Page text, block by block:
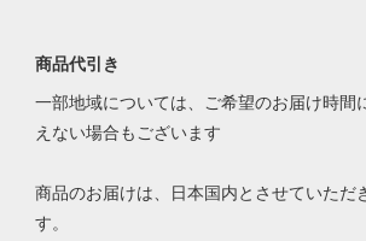
商品代引き
一部地域については、ご希望のお届け時間
えない場合もございます
商品のお届けは、日本国内とさせていただ
す。